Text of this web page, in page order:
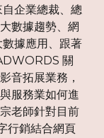
企業總裁、總
數據趨勢、網
據應用、跟著
關
音拓展業務，
服務業如何進
老師針對目前
行銷結合網頁